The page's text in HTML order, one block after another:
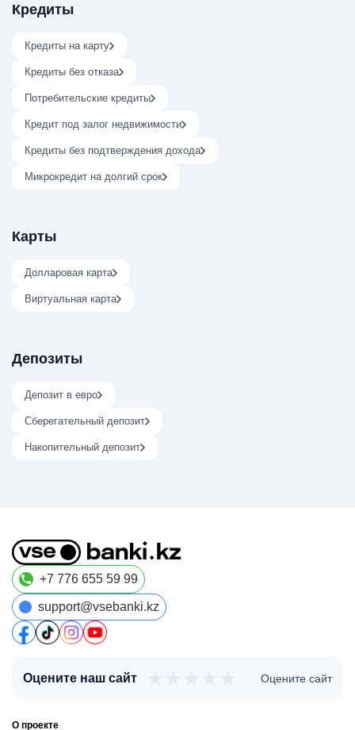
Кредиты
Кредиты на карту
Кредиты без отказа
Потребительские кредиты
Кредит под залог недвижимости
Кредиты без подтверждения дохода
Микрокредит на долгий срок
Карты
Долларовая карта
Виртуальная карта
Депозиты
Депозит в евро
Сберегательный депозит
Накопительный депозит
+7 776 655 59 99
support@vsebanki.kz
Оцените наш сайт Оцените сайт
О проекте